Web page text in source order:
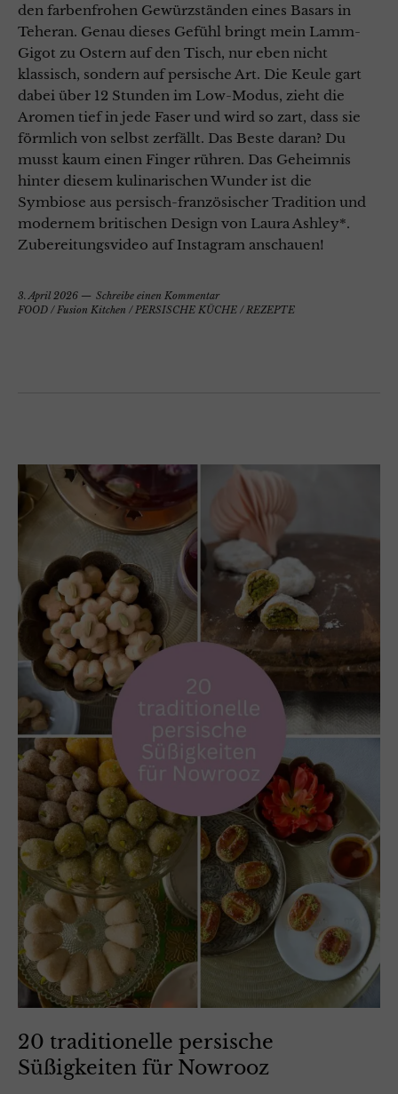
den farbenfrohen Gewürzständen eines Basars in
Teheran. Genau dieses Gefühl bringt mein Lamm-
Gigot zu Ostern auf den Tisch, nur eben nicht
klassisch, sondern auf persische Art. Die Keule gart
dabei über 12 Stunden im Low-Modus, zieht die
Aromen tief in jede Faser und wird so zart, dass sie
förmlich von selbst zerfällt. Das Beste daran? Du
musst kaum einen Finger rühren. Das Geheimnis
hinter diesem kulinarischen Wunder ist die
Symbiose aus persisch-französischer Tradition und
modernem britischen Design von Laura Ashley*.
Zubereitungsvideo auf Instagram anschauen!
3. April 2026
Schreibe einen Kommentar
FOOD /Fusion Kitchen /PERSISCHE KÜCHE /REZEPTE
20 traditionelle persische
Süßigkeiten für Nowrooz